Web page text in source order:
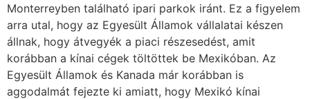
Monterreyben található ipari parkok iránt. Ez a figyelem
arra utal, hogy az Egyesült Államok vállalatai készen
állnak, hogy átvegyék a piaci részesedést, amit
korábban a kínai cégek töltöttek be Mexikóban. Az
Egyesült Államok és Kanada már korábban is
aggodalmát fejezte ki amiatt, hogy Mexikó kínai